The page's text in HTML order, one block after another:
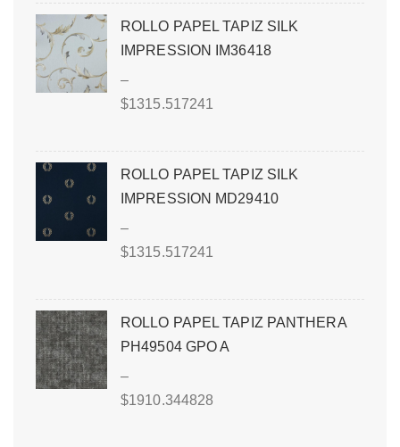
ROLLO PAPEL TAPIZ SILK
IMPRESSION IM36418
–
$1315.517241
ROLLO PAPEL TAPIZ SILK
IMPRESSION MD29410
–
$1315.517241
ROLLO PAPEL TAPIZ PANTHERA
PH49504 GPO A
–
$1910.344828